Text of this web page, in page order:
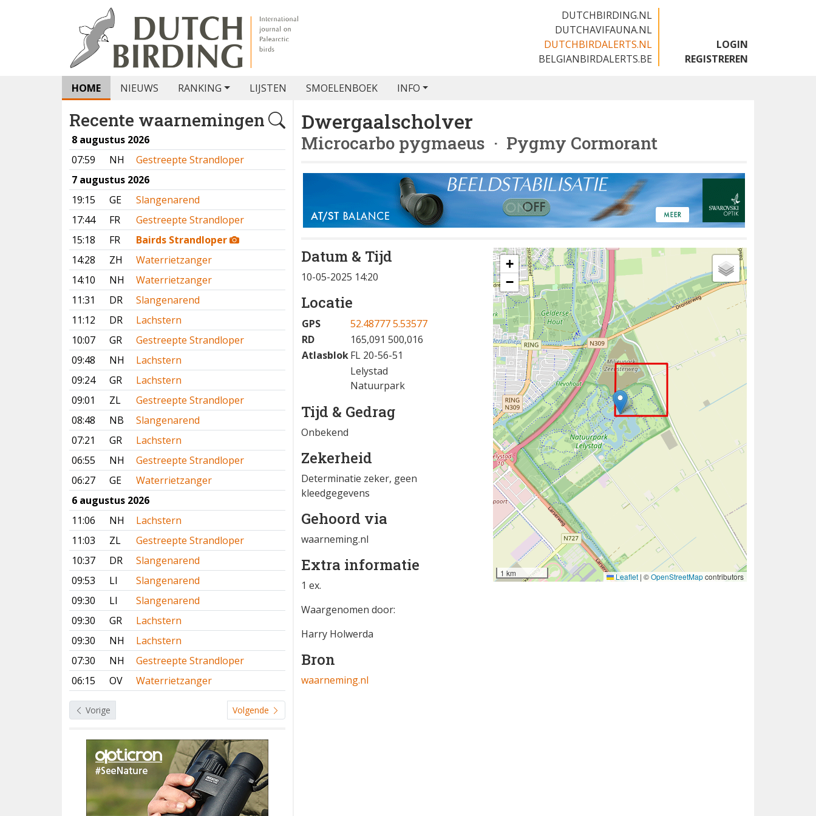
DUTCHBIRDING.NL
DUTCHAVIFAUNA.NL
DUTCHBIRDALERTS.NL
BELGIANBIRDALERTS.BE
LOGIN
REGISTREREN
HOME NIEUWS RANKING LIJSTEN SMOELENBOEK INFO
Recente waarnemingen
8 augustus 2026
07:59
NH
Gestreepte Strandloper
7 augustus 2026
19:15
GE
Slangenarend
17:44
FR
Gestreepte Strandloper
15:18
FR
Bairds Strandloper
14:28
ZH
Waterrietzanger
14:10
NH
Waterrietzanger
11:31
DR
Slangenarend
11:12
DR
Lachstern
10:07
GR
Gestreepte Strandloper
09:48
NH
Lachstern
09:24
GR
Lachstern
09:01
ZL
Gestreepte Strandloper
08:48
NB
Slangenarend
07:21
GR
Lachstern
06:55
NH
Gestreepte Strandloper
06:27
GE
Waterrietzanger
6 augustus 2026
11:06
NH
Lachstern
11:03
ZL
Gestreepte Strandloper
10:37
DR
Slangenarend
09:53
LI
Slangenarend
09:30
LI
Slangenarend
09:30
GR
Lachstern
09:30
NH
Lachstern
07:30
NH
Gestreepte Strandloper
06:15
OV Waterrietzanger
Vorige Volgende
Dwergaalscholver
Microcarbo pygmaeus · Pygmy Cormorant
Datum & Tijd
10-05-2025 14:20
Locatie
GPS
52.48777 5.53577
RD
165,091 500,016
AtlasblokFL 20-56-51
Lelystad
Natuurpark
Tijd & Gedrag
Onbekend
Zekerheid
Determinatie zeker, geen
kleedgegevens
Gehoord via
waarneming.nl
Extra informatie
1 ex.
Waargenomen door:
Harry Holwerda
Bron
waarneming.nl
+
−
1 km Leaflet | ©OpenStreetMapcontributors